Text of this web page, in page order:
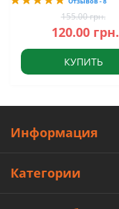
155.00 грн.
120.00 грн.
КУПИТЬ
Информация
Категории